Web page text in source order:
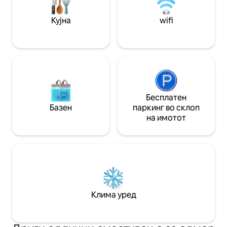
пешачење до пазарот, а исто така и до
пристанишната променада.
Hafenkoje2
Кујна wifi
Базен
Бесплатен
паркинг во склоп
на имотот
Клима уред